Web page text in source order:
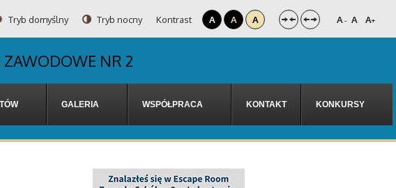
Tryb domyślny Tryb nocny Kontrast A A A A- A A+
ZAWODOWE NR 2
GALERIA WSPÓŁPRACA KONTAKT KONKURSY